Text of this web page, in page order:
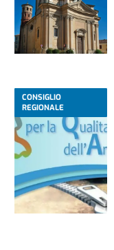
CONSIGLIO
REGIONALE